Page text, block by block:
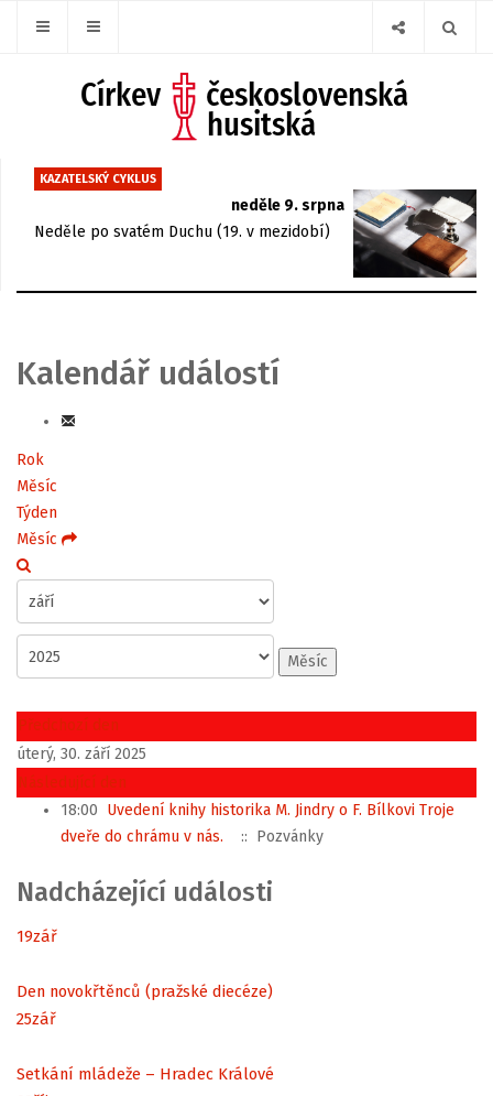
KAZATELSKÝ CYKLUS
neděle 9. srpna
Neděle po svatém Duchu (19. v mezidobí)
Kalendář událostí
Rok
Měsíc
Týden
Měsíc
Měsíc
Předchozí den
úterý, 30. září 2025
Následující den
18:00 Uvedení knihy historika M. Jindry o F. Bílkovi Troje
dveře do chrámu v nás.
:: Pozvánky
Nadcházející události
19zář
Den novokřtěnců (pražské diecéze)
25zář
Setkání mládeže – Hradec Králové